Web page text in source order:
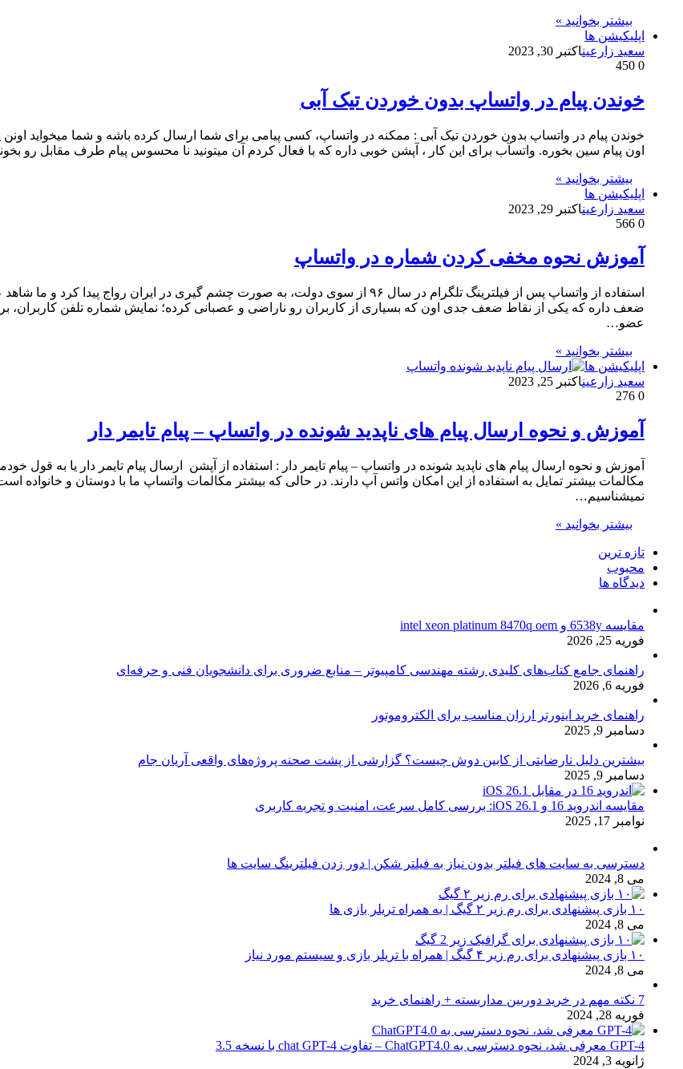
بیشتر بخوانید »
اپلیکیشن ها
سعید زارعیناکتبر 30, 2023
0
خوندن پیام در واتساپ بدون خوردن تیک آبی
خوندن پیام در واتساپ بدون خوردن تیک آبی : ممکنه در واتساپ، کسی پیامی برای شما ارسال کرده باشه و شما میخواید اونن
اون پیام سین بخوره. واتسآب برای این کار ، آپشن خوبی داره که با فعال کردم آن میتونید نا محسوس پیام طرف مقابل رو
بیشتر بخوانید »
اپلیکیشن ها
سعید زارعیناکتبر 29, 2023
0
آموزش نحوه مخفی کردن شماره در واتساپ
استفاده از واتساپ پس از فیلترینگ تلگرام در سال ۹۶ از سوی دولت، به صورت چشم گیری در
ضعف داره که یکی از نقاط ضعف جدی اون که بسیاری از کاربران رو ناراضی و عصبانی کرده‌؛ نمایش شماره تلفن کاربران،
عضو…
بیشتر بخوانید »
اپلیکیشن ها
سعید زارعیناکتبر 25, 2023
0
آموزش و نحوه ارسال پیام های ناپدید شونده در واتساپ – پیام تایمر دار
آموزش و نحوه ارسال پیام های ناپدید شونده در واتساپ – پیام تایمر دار : استفاده از آپشن ارسال پیام تایمر دار یا به قول
مکالمات بیشتر تمایل به استفاده از این امکان واتس آپ دارند. در حالی که بیشتر مکالمات واتساپ ما با دوستان و خانواده
نمیشناسیم…
بیشتر بخوانید »
تازه ترین
محبوب
دیدگاه ها
مقایسه 6538y و intel xeon platinum 8470q oem
فوریه 25, 2026
راهنمای جامع کتاب‌های کلیدی رشته مهندسی کامپیوتر – منابع ضروری برای دانشجویان فنی و حرفه‌ای
فوریه 6, 2026
راهنمای خرید اینورتر ارزان مناسب برای الکتروموتور
دسامبر 9, 2025
بیشترین دلیل نارضایتی از کابین دوش چیست؟ گزارشی از پشت صحنه پروژه‌های واقعی آریان جام
دسامبر 9, 2025
مقایسه اندروید 16 و iOS 26.1: بررسی کامل سرعت، امنیت و تجربه کاربری
نوامبر 17, 2025
دسترسی به سایت های فیلتر بدون نیاز به فیلتر شکن | دور زدن فیلترینگ سایت ها
می 8, 2024
۱۰ بازی پیشنهادی برای رم زیر ۲ گیگ | به همراه تریلر بازی ها
می 8, 2024
۱۰ بازی پیشنهادی برای رم زیر ۴ گیگ | همراه با تریلر بازی و سیستم مورد نیاز
می 8, 2024
7 نکته مهم در خرید دوربین مداربسته + راهنمای خرید
فوریه 28, 2024
GPT-4 معرفی شد، نحوه دسترسی به ChatGPT4.0 – تفاوت chat GPT-4 با نسخه 3.5
ژانویه 3, 2024